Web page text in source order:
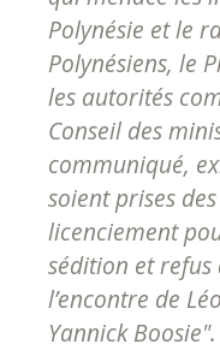
Polynésie et le
Polynésiens, le
les autorités
Conseil des
communiqué,
soient prises
licenciement
sédition et refus
l’encontre de
Yannick Boosie".